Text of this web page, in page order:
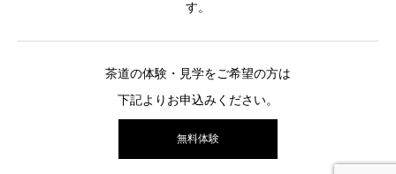
す。
茶道の体験・見学をご希望の方は
下記よりお申込みください。
無料体験